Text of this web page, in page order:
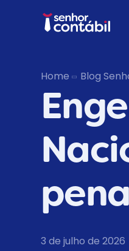
Home Blog
pena
3 de julho de 2026